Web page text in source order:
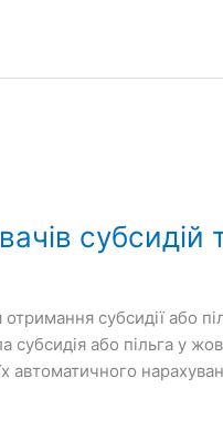
субсидій
отримання субсидії або
або пільга у